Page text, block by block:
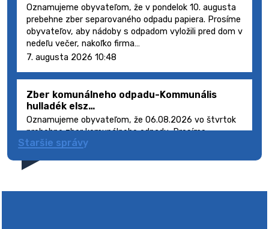
Oznamujeme obyvateľom, že v pondelok 10. augusta
prebehne zber separovaného odpadu papiera. Prosíme
obyvateľov, aby nádoby s odpadom vyložili pred dom v
nedeľu večer, nakoľko firma…
7. augusta 2026 10:48
Zber komunálneho odpadu-Kommunális
hulladék elsz…
Oznamujeme obyvateľom, že 06.08.2026 vo štvrtok
prebehne zber komunálneho odpadu. Prosíme
obyvateľov, aby smetné nádoby s odpadom vyložili
5. augusta 2026 08:41
Staršie správy